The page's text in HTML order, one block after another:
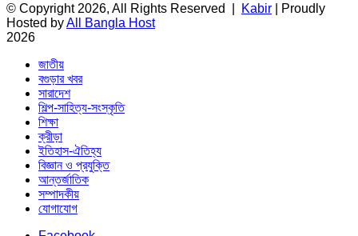
© Copyright 2026, All Rights Reserved |
Kabir | Proudly
Hosted byAll Bangla Host
2026
জাতীয়
বগুড়ার খবর
সারাদেশ
শিল্প-সাহিত্য-সংস্কৃতি
শিক্ষা
ক্রীড়া
ইতিহাস-ঐতিহ্য
বিজ্ঞান ও প্রযুক্তি
আন্তর্জাতিক
সম্পাদকীয়
যোগাযোগ